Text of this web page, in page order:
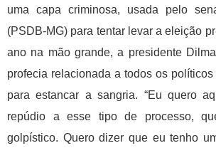
uma capa criminosa, usada pelo
(PSDB-MG) para tentar levar a eleição
ano na mão grande, a presidente
profecia relacionada a todos os
para estancar a sangria. “Eu quero
repúdio a esse tipo de processo,
golpístico. Quero dizer que eu tenho